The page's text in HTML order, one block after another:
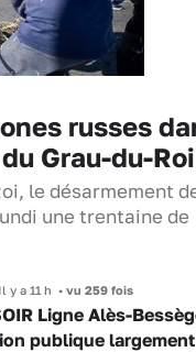
russes
Grau-du-Roi
le désarmement
une trentaine de
Il y a 11 h •vu 259 fois
Ligne Alès-
publique largement